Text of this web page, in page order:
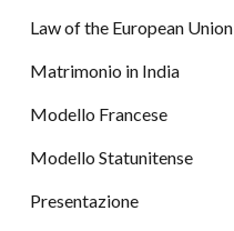
Law of the European Union
Matrimonio in India
Modello Francese
Modello Statunitense
Presentazione